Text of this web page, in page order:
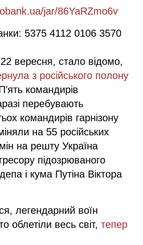
jar/86YaRZmo6v
5375 4112 0106 3570
вересня, стало відомо,
з російського полону
командирів
перебувають
командирів гарнізону
на 55 російських
на решту Україна
підозрюваного
і кума Путіна Віктора
легендарний воїн
облетіли весь світ, тепер